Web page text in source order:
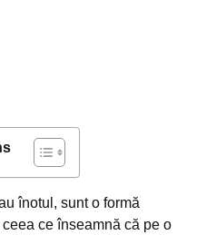
înotul, sunt o formă
ce înseamnă că pe o